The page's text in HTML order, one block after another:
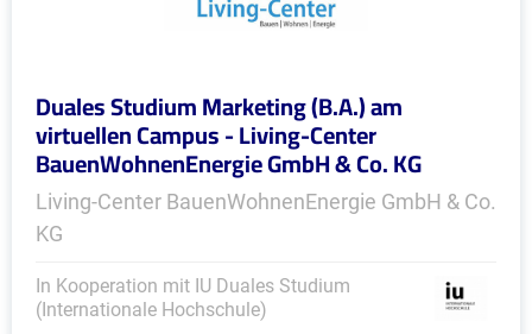
Duales Studium Marketing (B.A.) am
virtuellen Campus - Living-Center
BauenWohnenEnergie GmbH & Co. KG
Living-Center BauenWohnenEnergie GmbH & Co.
KG
In Kooperation mit IU Duales Studium
(Internationale Hochschule)